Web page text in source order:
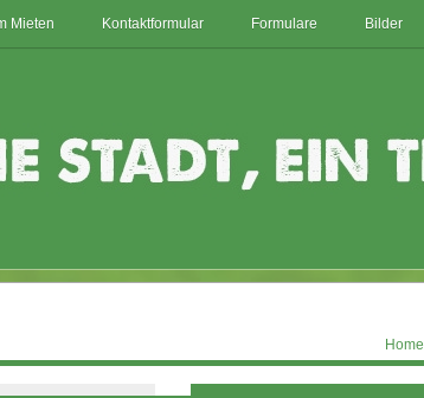
Mieten Kontaktformular Formulare Bilder
Home